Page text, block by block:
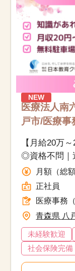
NEW
医療法人南
戸市/医療
【月給20万
◎資格不問｜
月額（総
正社員
医療事務
青森県 八
未経験歓迎
社会保険完備